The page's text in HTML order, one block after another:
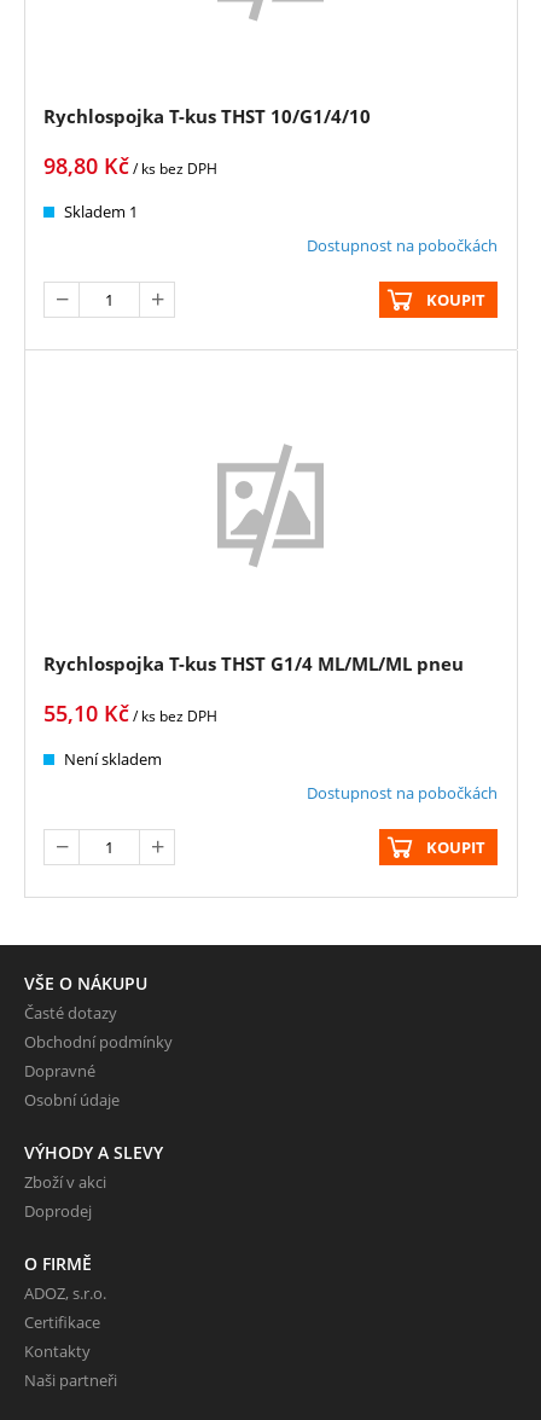
Rychlospojka T-kus THST 10/G1/4/10
98,80 Kč/ ks bez DPH
Skladem 1
Dostupnost na pobočkách
KOUPIT
Rychlospojka T-kus THST G1/4 ML/ML/ML pneu
55,10 Kč/ ks bez DPH
Není skladem
Dostupnost na pobočkách
KOUPIT
VŠE O NÁKUPU
Časté dotazy
Obchodní podmínky
Dopravné
Osobní údaje
VÝHODY A SLEVY
Zboží v akci
Doprodej
O FIRMĚ
ADOZ, s.r.o.
Certifikace
Kontakty
Naši partneři